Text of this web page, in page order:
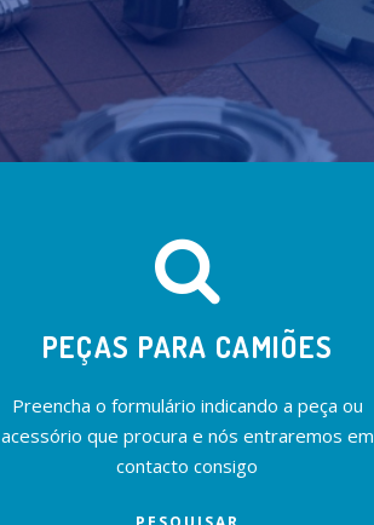
PEÇAS PARA CAMIÕES
Preencha o formulário indicando a peça ou
acessório que procura e nós entraremos em
contacto consigo